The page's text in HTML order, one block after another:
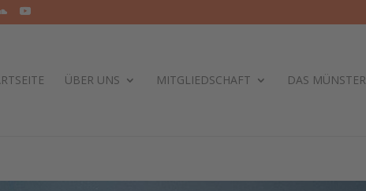
ÜBER UNS MITGLIEDSCHAFT DAS MÜNSTER